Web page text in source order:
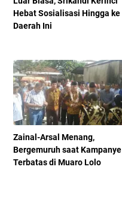
Hebat Sosialisasi Hingga ke
Daerah Ini
Zainal-Arsal Menang,
Bergemuruh saat Kampanye
Terbatas di Muaro Lolo